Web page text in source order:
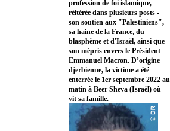
profession de foi islamique,
réitérée dans plusieurs posts -
son soutien aux "Palestiniens",
sa haine de la France, du
blasphème et d'Israël, ainsi que
son mépris envers le Président
Emmanuel Macron. D’origine
djerbienne, la victime a été
enterrée le 1er septembre 2022 au
matin à Beer Sheva (Israël) où
vit sa famille.